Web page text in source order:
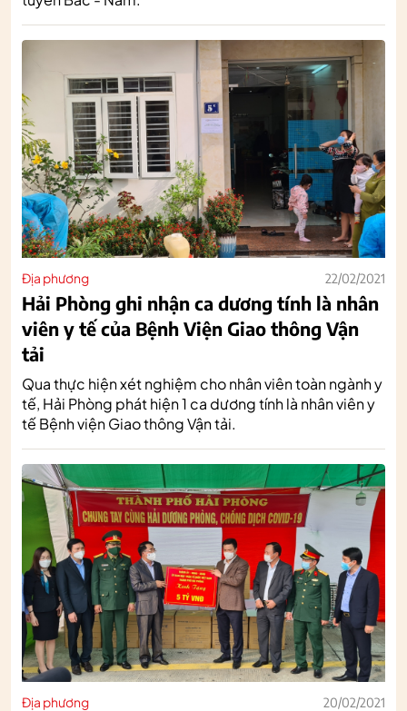
Địa phương 22/02/2021
Hải Phòng ghi nhận ca dương tính là nhân
viên y tế của Bệnh Viện Giao thông Vận
tải
Qua thực hiện xét nghiệm cho nhân viên toàn ngành y
tế, Hải Phòng phát hiện 1 ca dương tính là nhân viên y
tế Bệnh viện Giao thông Vận tải.
Địa phương 20/02/2021